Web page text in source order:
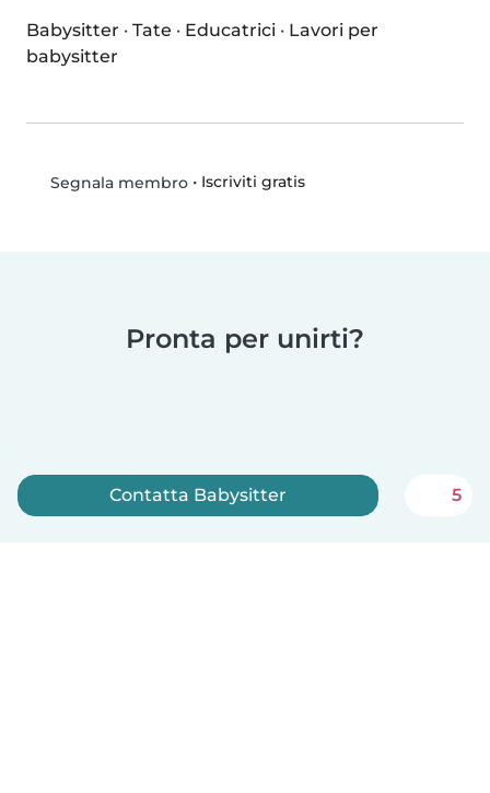
Babysitter · Tate · Educatrici · Lavori per
babysitter
Segnala membro• Iscriviti gratis
Pronta per unirti?
Contatta Babysitter 5